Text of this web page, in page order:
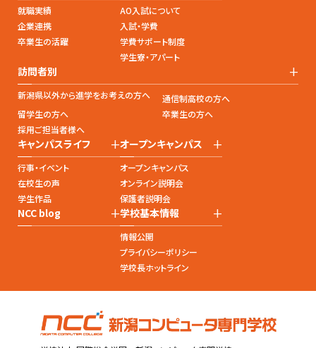
就職実績
企業連携
卒業生の活躍
AO入試について
入試・学費
学費サポート制度
学生寮・アパート
訪問者別 +
新潟県以外から進学をお考えの方へ
通信制高校の方へ
留学生の方へ
卒業生の方へ
採用ご担当者様へ
キャンパスライフ +
行事・イベント
在校生の声
学生作品
オープンキャンパス +
オープンキャンパス
オンライン説明会
保護者説明会
NCC blog +学校基本情報 +
情報公開
プライバシーポリシー
学校長ホットライン